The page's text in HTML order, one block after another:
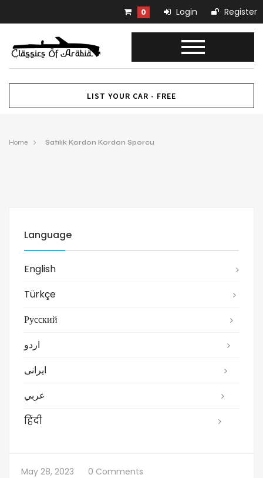
0 Login Register
LIST YOUR CAR - FREE
Home Satılık Kordon Kordon Sporcu
Language
English
Türkçe
Русский
اردو
ایرانی
عربي
हिंदी
May 28, 2023 0 Comments